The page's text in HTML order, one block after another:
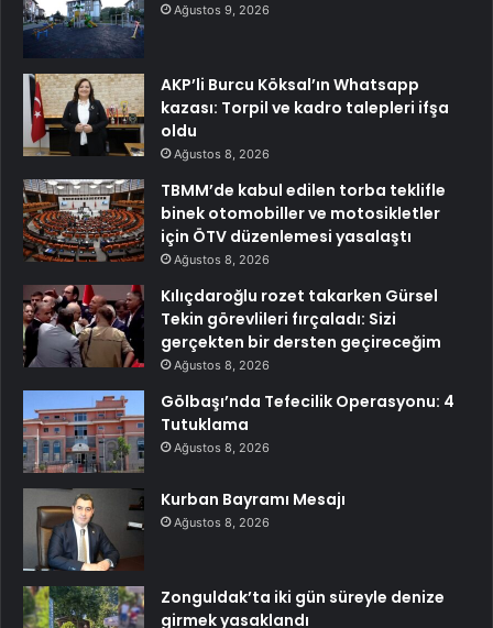
Ağustos 9, 2026
AKP’li Burcu Köksal’ın Whatsapp
kazası: Torpil ve kadro talepleri ifşa
oldu
Ağustos 8, 2026
TBMM’de kabul edilen torba teklifle
binek otomobiller ve motosikletler
için ÖTV düzenlemesi yasalaştı
Ağustos 8, 2026
Kılıçdaroğlu rozet takarken Gürsel
Tekin görevlileri fırçaladı: Sizi
gerçekten bir dersten geçireceğim
Ağustos 8, 2026
Gölbaşı’nda Tefecilik Operasyonu: 4
Tutuklama
Ağustos 8, 2026
Kurban Bayramı Mesajı
Ağustos 8, 2026
Zonguldak’ta iki gün süreyle denize
girmek yasaklandı